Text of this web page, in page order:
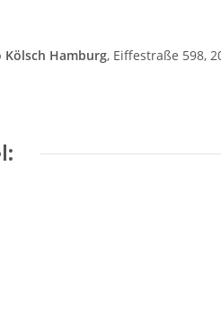
Kölsch Hamburg, Eiffestraße 598,